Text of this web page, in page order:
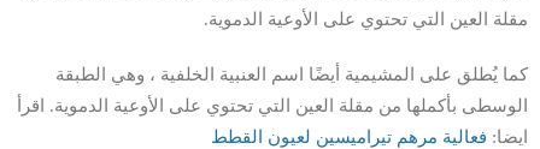
مقلة العين التي تحتوي على الأوعية الدموية.
كما يُطلق على المشيمية أيضًا اسم العنبية الخلفية ، وهي الطبقة
الوسطى بأكملها من مقلة العين التي تحتوي على الأوعية الدموية. اقرأ
ايضا: فعالية مرهم تيراميسين لعيون القطط